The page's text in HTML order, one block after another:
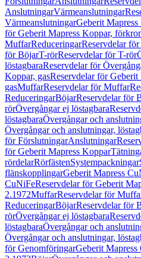
AnslutningarVärmeanslutningar
VärmeanslutningarGeberit
för Geberit Mapress Koppar,
MuffarReduceringarReservdelar
för BöjarT-rörReservdelar för T-rör
löstagbaraReservdelar för
Koppar, gasReservdelar för Geberit
gasMuffarReservdelar för Muffar
ReduceringarBöjarReservdelar för
rörÖvergångar ej löstagbara
löstagbaraÖvergångar och
Övergångar och anslutningar,
för FörslutningarAnslutningar
för Geberit Mapress Koppar
rördelarRörfästenSystempackningar
flänskopplingarGeberit Mapress
CuNiFeReservdelar för Geberit
2.1972MuffarReservdelar för
ReduceringarBöjarReservdelar för
rörÖvergångar ej löstagbara
löstagbaraÖvergångar och
Övergångar och anslutningar,
för GenomföringarGeberit